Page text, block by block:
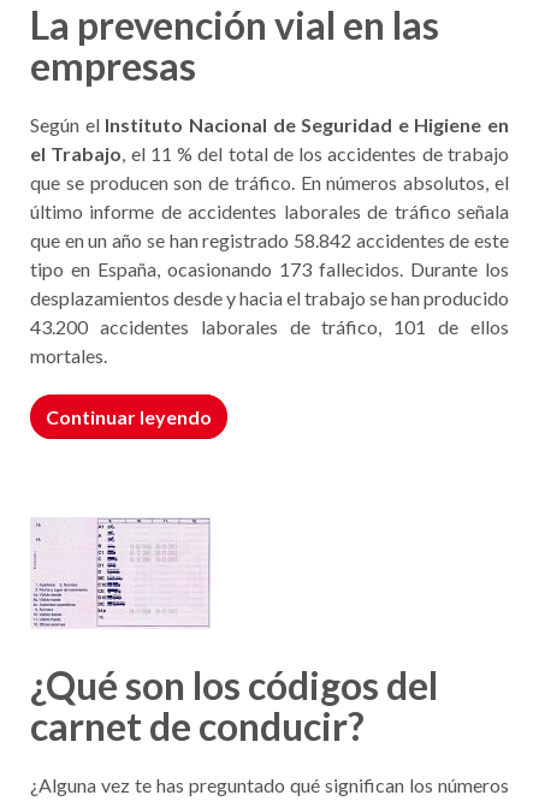
La prevención vial en las
empresas
Según el Instituto Nacional de Seguridad e Higiene en
el Trabajo, el 11 % del total de los accidentes de trabajo
que se producen son de tráfico. En números absolutos, el
último informe de accidentes laborales de tráfico señala
que en un año se han registrado 58.842 accidentes de este
tipo en España, ocasionando 173 fallecidos. Durante los
desplazamientos desde y hacia el trabajo se han producido
43.200 accidentes laborales de tráfico, 101 de ellos
mortales.
Continuar leyendo
¿Qué son los códigos del
carnet de conducir?
¿Alguna vez te has preguntado qué significan los números